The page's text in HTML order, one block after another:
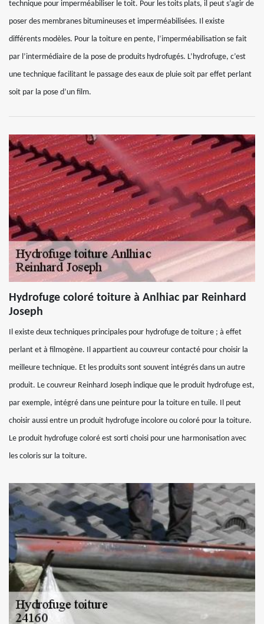
technique pour imperméabiliser le toit. Pour les toits plats, il peut s’agir de
poser des membranes bitumineuses et imperméabilisées. Il existe
différents modèles. Pour la toiture en pente, l’imperméabilisation se fait
par l’intermédiaire de la pose de produits hydrofugés. L’hydrofuge, c’est
une technique facilitant le passage des eaux de pluie soit par effet perlant
soit par la pose d’un film.
Hydrofuge coloré toiture à Anlhiac par Reinhard
Joseph
Il existe deux techniques principales pour hydrofuge de toiture ; à effet
perlant et à filmogène. Il appartient au couvreur contacté pour choisir la
meilleure technique. Et les produits sont souvent intégrés dans un autre
produit. Le couvreur Reinhard Joseph indique que le produit hydrofuge est,
par exemple, intégré dans une peinture pour la toiture en tuile. Il peut
choisir aussi entre un produit hydrofuge incolore ou coloré pour la toiture.
Le produit hydrofuge coloré est sorti choisi pour une harmonisation avec
les coloris sur la toiture.